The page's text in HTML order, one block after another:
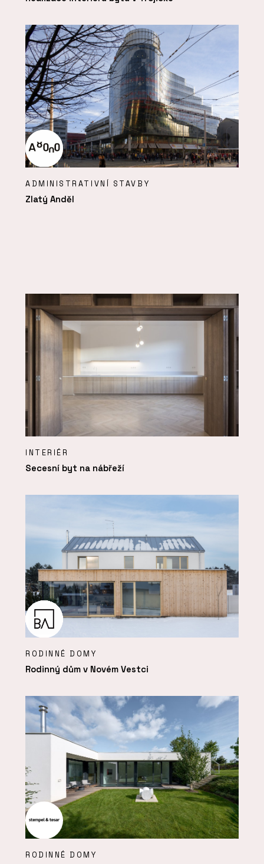
ADMINISTRATIVNÍ STAVBY
Zlatý Anděl
INTERIÉR
Secesní byt na nábřeží
RODINNÉ DOMY
Rodinný dům v Novém Vestci
RODINNÉ DOMY